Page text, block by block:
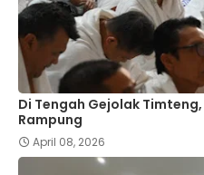
Di Tengah Gejolak
Rampung
April 08, 2026